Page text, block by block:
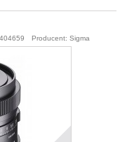
Producent: Sigma